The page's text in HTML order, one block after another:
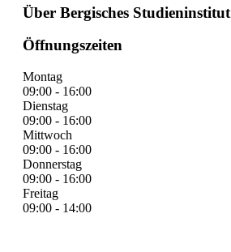
Über Bergisches Studieninstitut
Öffnungszeiten
Montag
09:00 - 16:00
Dienstag
09:00 - 16:00
Mittwoch
09:00 - 16:00
Donnerstag
09:00 - 16:00
Freitag
09:00 - 14:00